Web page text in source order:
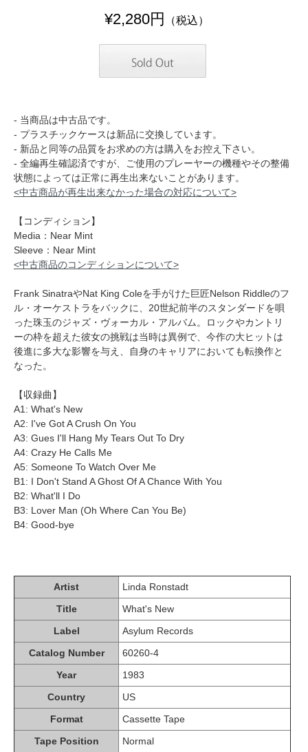
¥2,280円 （税込）
- 当商品は中古品です。
- プラスチックケースは新品に交換しています。
- 新品と同等の品質をお求めの方は購入をお控え下さい。
- 全編再生確認済ですが、ご使用のプレーヤーの機種やその整備
状態によっては正常に再生出来ないことがあります。
<中古商品が再生出来なかった場合の対応について>
【コンディション】
Media：Near Mint
Sleeve：Near Mint
<中古商品のコンディションについて>
Frank SinatraやNat King Coleを手がけた巨匠Nelson Riddleのフ
ル・オーケストラをバックに、20世紀前半のスタンダードを唄
った珠玉のジャズ・ヴォーカル・アルバム。ロックやカントリ
ーの枠を超えた彼女の挑戦は当時は異例で、今作の大ヒットは
後進に多大な影響を与え、自身のキャリアにおいても転換作と
なった。
【収録曲】
A1: What's New
A2: I've Got A Crush On You
A3: Gues I'll Hang My Tears Out To Dry
A4: Crazy He Calls Me
A5: Someone To Watch Over Me
B1: I Don't Stand A Ghost Of A Chance With You
B2: What'll I Do
B3: Lover Man (Oh Where Can You Be)
B4: Good-bye
Artist
Linda Ronstadt
Title
What's New
Label
Asylum Records
Catalog Number
60260-4
Year
1983
Country
US
Format
Cassette Tape
Tape Position
Normal